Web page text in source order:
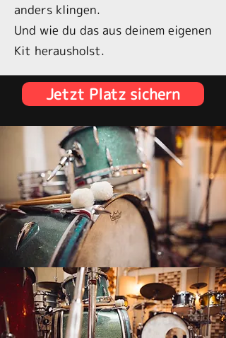
anders klingen.
Und wie du das aus deinem eigenen
Kit herausholst.
Jetzt Platz sichern